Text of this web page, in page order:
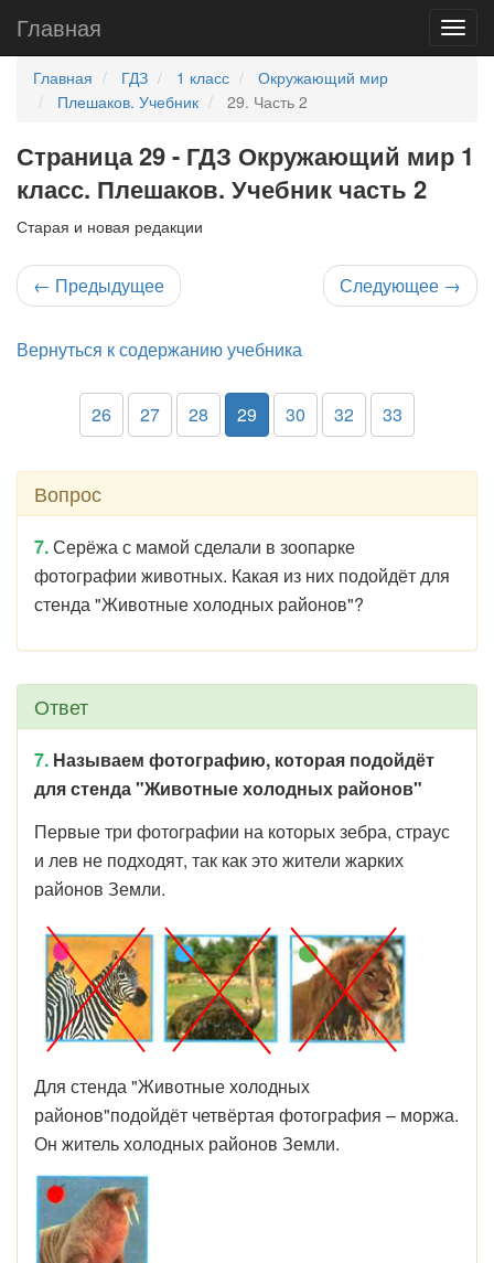
Главная
Главная ГДЗ 1 класс
Окружающий мир
Плешаков. Учебник
29. Часть 2
Страница 29 - ГДЗ Окружающий мир 1
класс. Плешаков. Учебник часть 2
Старая и новая редакции
← Предыдущее Следующее →
Вернуться к содержанию учебника
26 27 28 29 30 32 33
Вопрос
7.Серёжа с мамой сделали в зоопарке
фотографии животных. Какая из них подойдёт для
стенда "Животные холодных районов"?
Ответ
7. Называем фотографию, которая подойдёт
для стенда "Животные холодных районов"
Первые три фотографии на которых зебра, страус
и лев не подходят, так как это жители жарких
районов Земли.
Для стенда "Животные холодных
районов"подойдёт четвёртая фотография – моржа.
Он житель холодных районов Земли.